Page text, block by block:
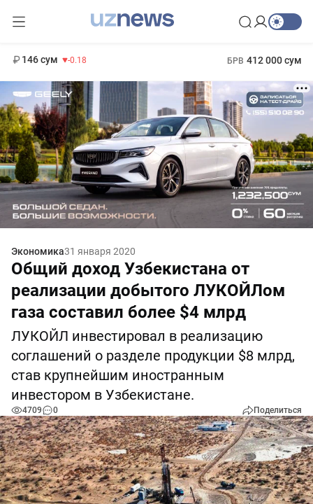
146 сум -0.18 БРВ 412 000 сум
Экономика31 января 2020
Общий доход Узбекистана от
реализации добытого ЛУКОЙЛом
газа составил более $4 млрд
ЛУКОЙЛ инвестировал в реализацию
соглашений о разделе продукции $8 млрд,
став крупнейшим иностранным
инвестором в Узбекистане.
4709 0 Поделиться